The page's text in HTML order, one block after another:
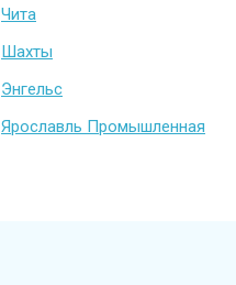
Чита
Шахты
Энгельс
Ярославль Промышленная